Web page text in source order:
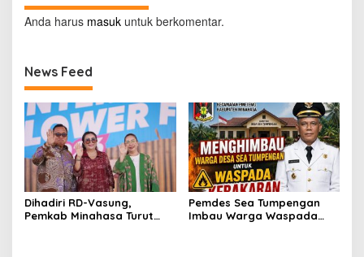
Anda harus masuk untuk berkomentar.
News Feed
Dihadiri RD-Vasung,
Pemkab Minahasa Turut
Pemdes Sea Tumpengan
Imbau Warga Waspada